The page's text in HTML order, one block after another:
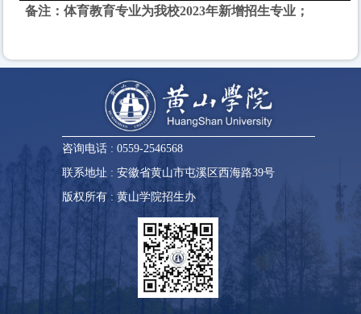
备注：体育教育专业为我校2023年新增招生专业；
咨询电话 : 0559-2546568
联系地址 : 安徽省黄山市屯溪区西海路39号
版权所有 : 黄山学院招生办